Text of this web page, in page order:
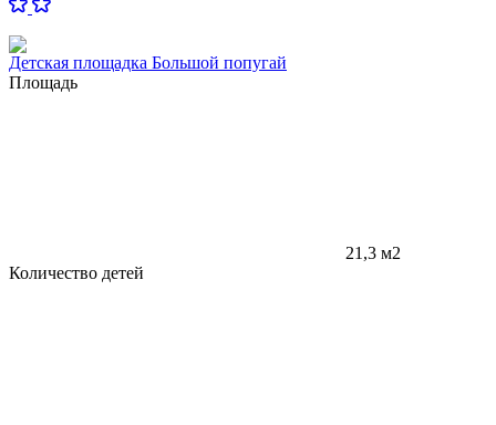
Детская площадка Большой попугай
Площадь
21,3 м2
Количество детей